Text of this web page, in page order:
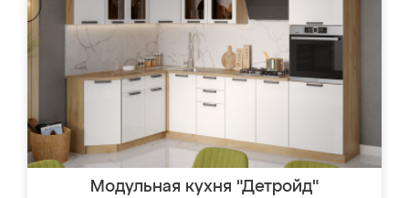
Модульная кухня "Детройд"